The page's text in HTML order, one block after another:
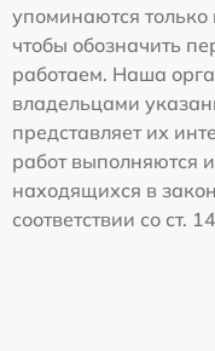
упоминаются
чтобы обозначить
работаем. Наша
владельцами
представляет их
работ выполняются
находящихся в
соответствии со ст.